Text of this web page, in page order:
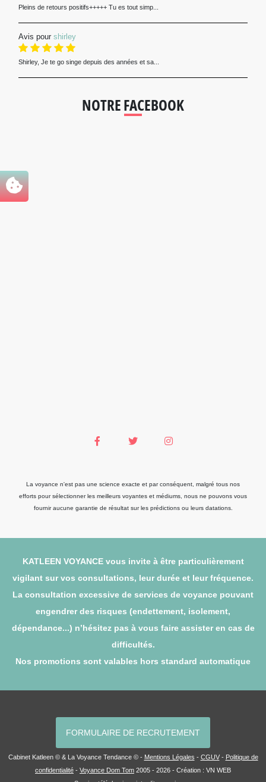
Pleins de retours positifs+++++ Tu es tout simp...
Avis pour shirley
Shirley, Je te go singe depuis des années et sa...
NOTRE FACEBOOK
La voyance n'est pas une science exacte et par conséquent, malgré tous nos
efforts pour sélectionner les meilleurs voyantes et médiums, nous ne pouvons vous
fournir aucune garantie de résultat sur les prédictions ou leurs datations.
KATLEEN VOYANCE vous invite à être particulièrement
vigilant sur vos consultations, leur durée et leur fréquence.
La consultation excessive de services de voyance pouvant
engendrer des risques (endettement, isolement,
dépendance...) n’hésitez pas à vous faire assister en cas de
difficultés.
Nos promotions sont valables hors standard automatique
FORMULAIRE DE RECRUTEMENT
Cabinet Katleen © & La Voyance Tendance © - Mentions Légales - CGUV- Politique de
confidentialité - Voyance Dom Tom 2005 - 2026 - Création : VN WEB